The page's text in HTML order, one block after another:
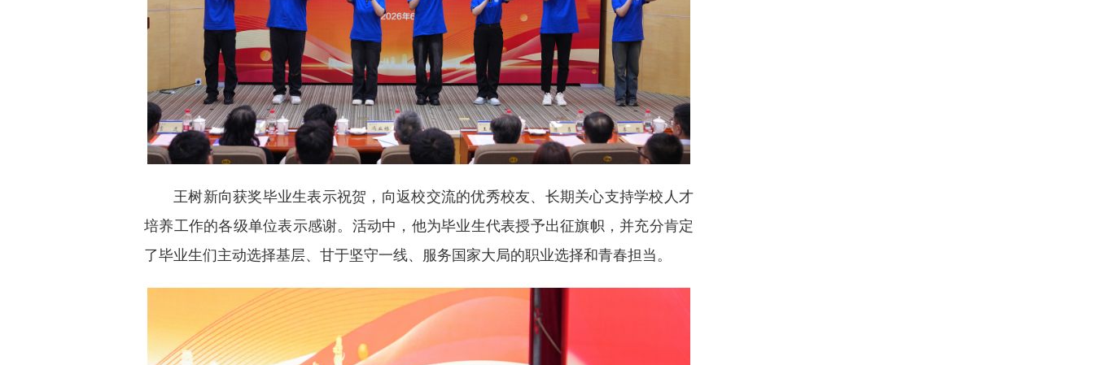
王树新向获奖毕业生表示祝贺，向返校交流的优秀校友、长期关心支持学校人才
培养工作的各级单位表示感谢。活动中，他为毕业生代表授予出征旗帜，并充分肯定
了毕业生们主动选择基层、甘于坚守一线、服务国家大局的职业选择和青春担当。